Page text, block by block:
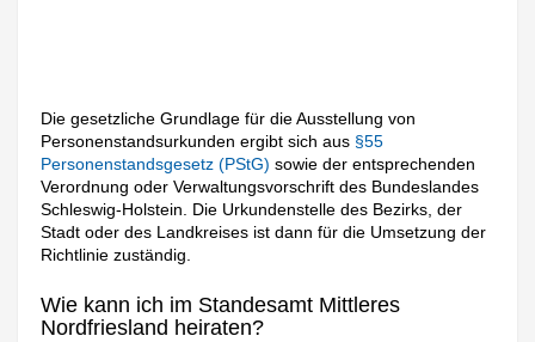
Die gesetzliche Grundlage für die Ausstellung von
Personenstandsurkunden ergibt sich aus §55
Personenstandsgesetz (PStG)sowie der entsprechenden
Verordnung oder Verwaltungsvorschrift des Bundeslandes
Schleswig-Holstein. Die Urkundenstelle des Bezirks, der
Stadt oder des Landkreises ist dann für die Umsetzung der
Richtlinie zuständig.
Wie kann ich im Standesamt Mittleres
Nordfriesland heiraten?